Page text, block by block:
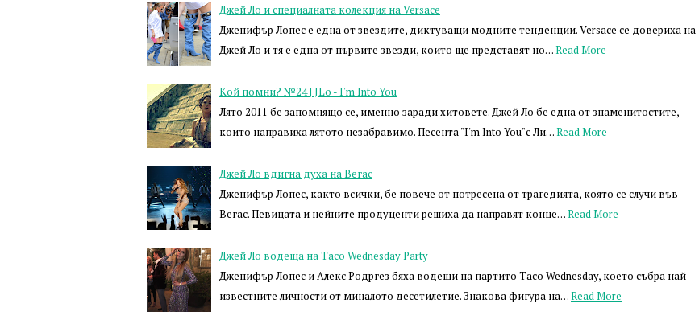
Джей Ло и специалната колекция на Versace
Дженифър Лопес е една от звездите, диктуващи модните тенденции. Versace се довериха на
Джей Ло и тя е една от първите звезди, които ще представят но…Read More
Кой помни? №24 | JLo - I'm Into You
Лято 2011 бе запомнящо се, именно заради хитовете. Джей Ло бе една от знаменитостите,
които направиха лятото незабравимо. Песента "I'm Into You"с Ли…Read More
Джей Ло вдигна духа на Вегас
Дженифър Лопес, както всички, бе повече от потресена от трагедията, която се случи във
Вегас. Певицата и нейните продуценти решиха да направят конце…Read More
Джей Ло водеща на Taco Wednesday Party
Дженифър Лопес и Алекс Родргез бяха водещи на партито Taco Wednesday, което събра най-
известните личности от миналото десетилетие. Знакова фигура на…Read More